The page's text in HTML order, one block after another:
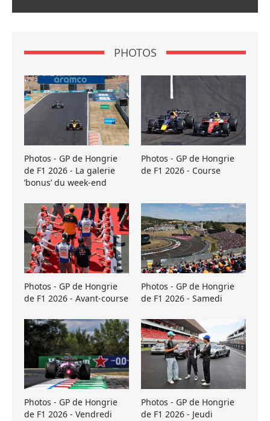
PHOTOS
Photos - GP de Hongrie
de F1 2026 - La galerie
’bonus’ du week-end
Photos - GP de Hongrie
de F1 2026 - Course
Photos - GP de Hongrie
de F1 2026 - Avant-course
Photos - GP de Hongrie
de F1 2026 - Samedi
Photos - GP de Hongrie
de F1 2026 - Vendredi
Photos - GP de Hongrie
de F1 2026 - Jeudi